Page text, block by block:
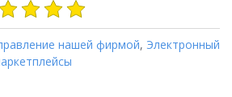
нашей фирмой, Электронный